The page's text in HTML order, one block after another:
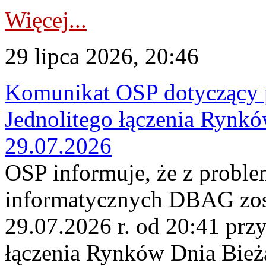
Więcej...
29 lipca 2026, 20:46
Komunikat OSP
Jednolitego łączenia
29.07.2026
OSP informuje, że z
informatycznych DBAG
29.07.2026 r. od 20:41
łączenia Rynków Dnia